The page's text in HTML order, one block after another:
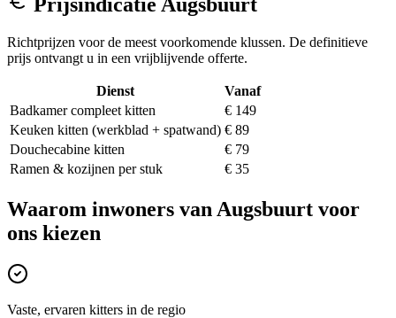
Richtprijzen voor de meest voorkomende klussen. De definitieve
prijs ontvangt u in een vrijblijvende offerte.
Dienst
Vanaf
Badkamer compleet kitten
€ 149
Keuken kitten (werkblad + spatwand) € 89
Douchecabine kitten
€ 79
Ramen & kozijnen per stuk
€ 35
Waarom inwoners van Augsbuurt voor
ons kiezen
Vaste, ervaren kitters in de regio